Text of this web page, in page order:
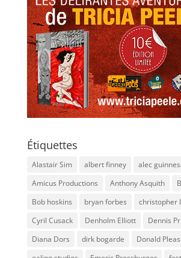
Étiquettes
Alastair Sim albert finney
alec
Amicus Productions
Anthony Asquith
Bob hoskins
bryan forbes
christopher
Cyril Cusack
Denholm Elliott
Dennis
Diana Dors
dirk bogarde
Donald